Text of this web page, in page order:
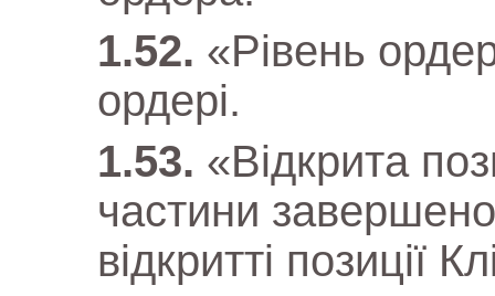
«Рівень
ордері.
«Відкрита
частини
відкритті позиції